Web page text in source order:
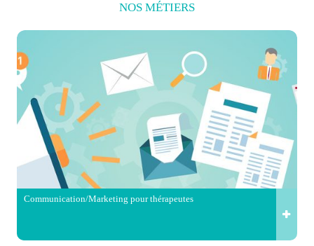
NOS MÉTIERS
Communication/Marketing pour thérapeutes